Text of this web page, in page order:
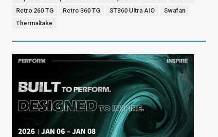
Retro 260 TG
Retro 360 TG ST360 Ultra AIO
Swafan
Thermaltake